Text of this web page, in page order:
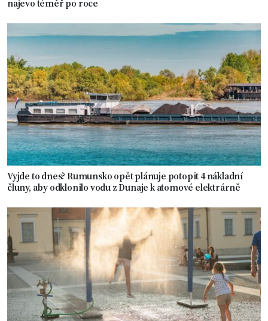
najevo téměř po roce
Vyjde to dnes? Rumunsko opět plánuje potopit 4 nákladní
čluny, aby odklonilo vodu z Dunaje k atomové elektrárně